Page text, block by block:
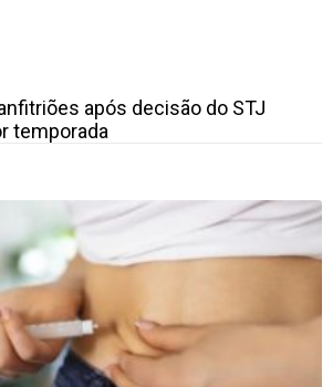
após decisão do STJ
temporada